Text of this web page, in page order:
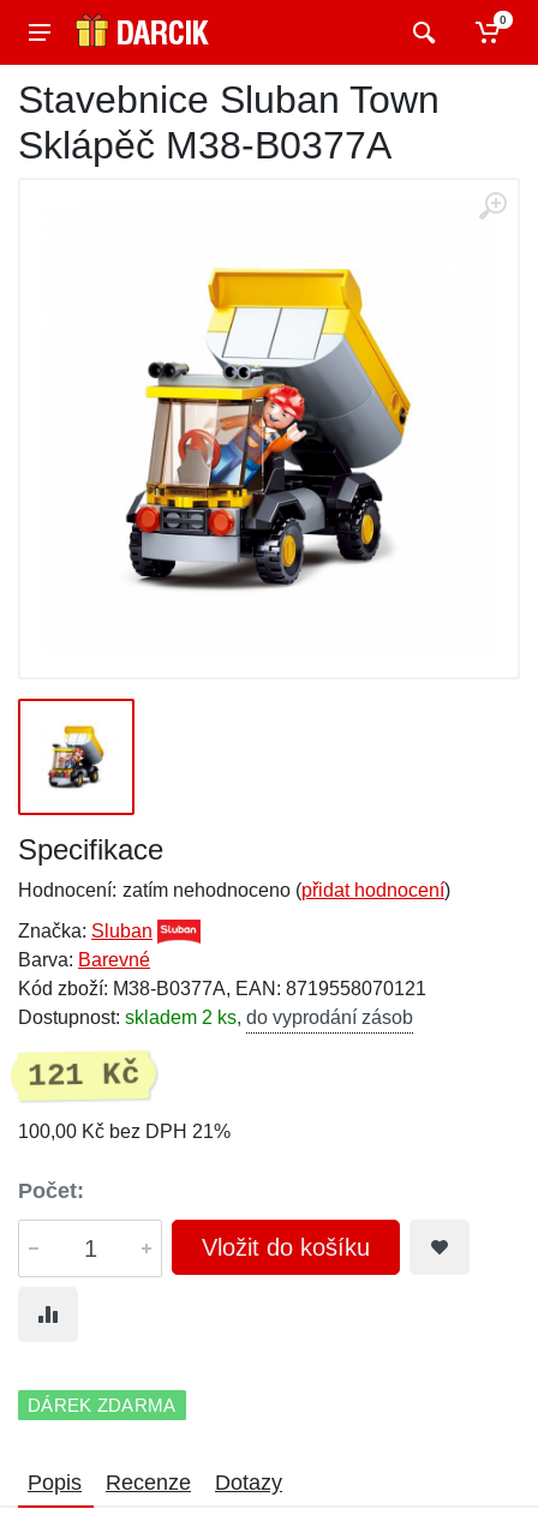
0
Stavebnice Sluban Town
Sklápěč M38-B0377A
Specifikace
Hodnocení: zatím nehodnoceno (přidat hodnocení)
Značka: Sluban
Barva: Barevné
Kód zboží: M38-B0377A, EAN: 8719558070121
Dostupnost: skladem 2 ks, do vyprodání zásob
121 Kč
100,00 Kč bez DPH 21%
Počet:
Vložit do košíku
DÁREK ZDARMA
Popis Recenze Dotazy